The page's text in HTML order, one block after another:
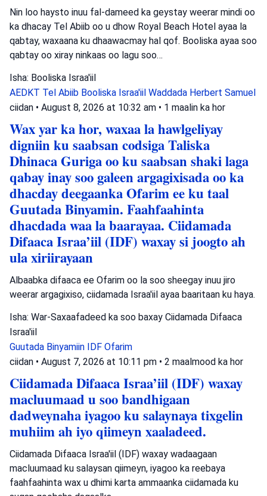
Nin loo haysto inuu fal-dameed ka geystay weerar mindi oo
ka dhacay Tel Abiib oo u dhow Royal Beach Hotel ayaa la
qabtay, waxaana ku dhaawacmay hal qof. Booliska ayaa soo
qabtay oo xiray ninkaas oo lagu soo…
Isha: Booliska Israa'iil
AEDKT Tel Abiib Booliska Israa'iil Waddada Herbert Samuel
ciidan • August 8, 2026 at 10:32 am • 1 maalin ka hor
Wax yar ka hor, waxaa la hawlgeliyay
digniin ku saabsan codsiga Taliska
Dhinaca Guriga oo ku saabsan shaki laga
qabay inay soo galeen argagixisada oo ka
dhacday deegaanka Ofarim ee ku taal
Guutada Binyamin. Faahfaahinta
dhacdada waa la baarayaa. Ciidamada
Difaaca Israa’iil (IDF) waxay si joogto ah
ula xiriirayaan
Albaabka difaaca ee Ofarim oo la soo sheegay inuu jiro
weerar argagixiso, ciidamada Israa'iil ayaa baaritaan ku haya.
Isha: War-Saxaafadeed ka soo baxay Ciidamada Difaaca
Israa'iil
Guutada Binyamiin IDF Ofarim
ciidan • August 7, 2026 at 10:11 pm • 2 maalmood ka hor
Ciidamada Difaaca Israa’iil (IDF) waxay
macluumaad u soo bandhigaan
dadweynaha iyagoo ku salaynaya tixgelin
muhiim ah iyo qiimeyn xaaladeed.
Ciidamada Difaaca Israa'iil (IDF) waxay wadaagaan
macluumaad ku salaysan qiimeyn, iyagoo ka reebaya
faahfaahinta wax u dhimi karta ammaanka ciidamada ku